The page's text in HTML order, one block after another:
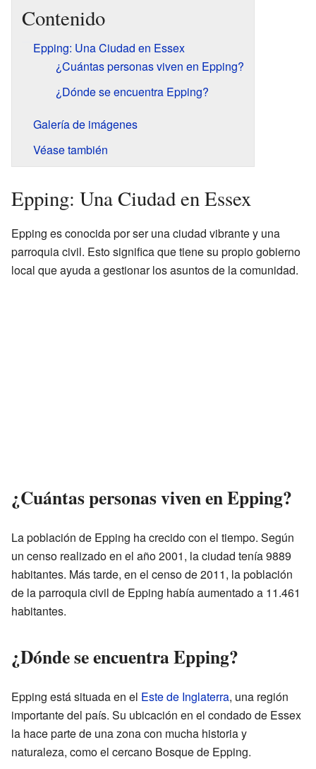
Contenido
Epping: Una Ciudad en Essex
¿Cuántas personas viven en Epping?
¿Dónde se encuentra Epping?
Galería de imágenes
Véase también
Epping: Una Ciudad en Essex
Epping es conocida por ser una ciudad vibrante y una
parroquia civil. Esto significa que tiene su propio gobierno
local que ayuda a gestionar los asuntos de la comunidad.
¿Cuántas personas viven en Epping?
La población de Epping ha crecido con el tiempo. Según
un censo realizado en el año 2001, la ciudad tenía 9889
habitantes. Más tarde, en el censo de 2011, la población
de la parroquia civil de Epping había aumentado a 11.461
habitantes.
¿Dónde se encuentra Epping?
Epping está situada en el Este de Inglaterra, una región
importante del país. Su ubicación en el condado de Essex
la hace parte de una zona con mucha historia y
naturaleza, como el cercano Bosque de Epping.